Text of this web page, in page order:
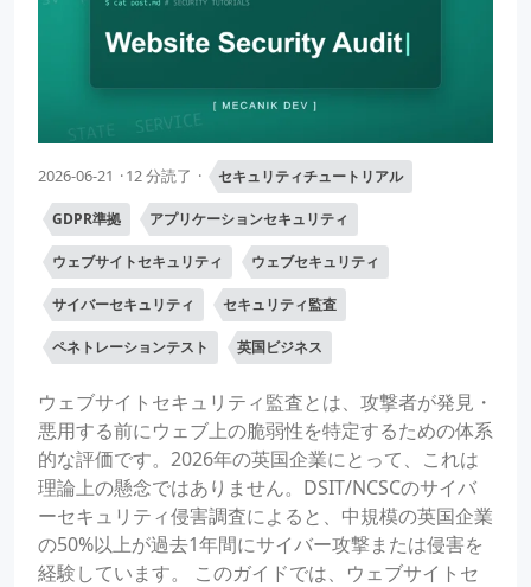
2026-06-21 12 分読了 セキュリティチュートリアル
GDPR準拠 アプリケーションセキュリティ
ウェブサイトセキュリティ ウェブセキュリティ
サイバーセキュリティ セキュリティ監査
ペネトレーションテスト 英国ビジネス
ウェブサイトセキュリティ監査とは、攻撃者が発見・
悪用する前にウェブ上の脆弱性を特定するための体系
的な評価です。2026年の英国企業にとって、これは
理論上の懸念ではありません。DSIT/NCSCのサイバ
ーセキュリティ侵害調査によると、中規模の英国企業
の50%以上が過去1年間にサイバー攻撃または侵害を
経験しています。 このガイドでは、ウェブサイトセ